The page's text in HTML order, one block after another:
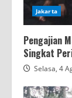
Jakarta
Pengajian
Singkat
Selasa, 4